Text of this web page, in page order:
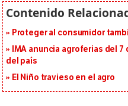
Proteger al consumidor
IMA anuncia agroferias del
del país
El Niño travieso en el agro